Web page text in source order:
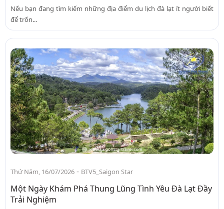
Nếu bạn đang tìm kiếm những địa điểm du lịch đà lạt ít người biết
để trốn...
Thứ Năm, 16/07/2026 - BTV5_Saigon Star
Một Ngày Khám Phá Thung Lũng Tình Yêu Đà Lạt Đầy
Trải Nghiệm